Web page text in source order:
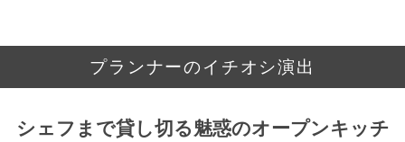
プランナーのイチオシ演出
シェフまで貸し切る魅惑のオープンキッチ